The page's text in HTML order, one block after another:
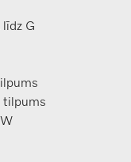
līdz G
tilpums